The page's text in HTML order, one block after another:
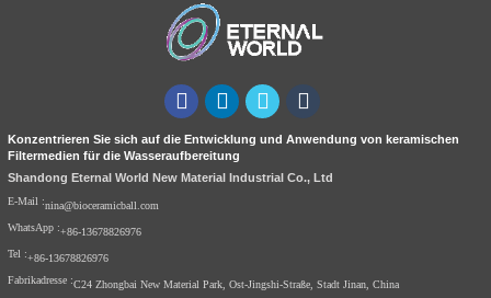
Konzentrieren Sie sich auf die Entwicklung und Anwendung von keramischen
Filtermedien für die Wasseraufbereitung
Shandong Eternal World New Material Industrial Co., Ltd
E-Mail :nina@bioceramicball.com
WhatsApp :+86-13678826976
Tel :+86-13678826976
Fabrikadresse :C24 Zhongbai New Material Park, Ost-Jingshi-Straße, Stadt Jinan, China